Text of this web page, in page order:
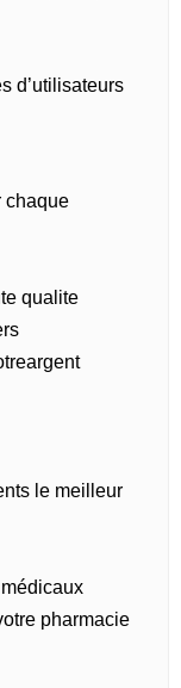
d’utilisateurs
chaque
qualite
le meilleur
pharmacie